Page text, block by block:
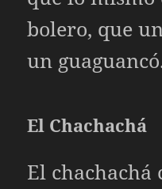
bolero, que
un
El Chachachá
El chachachá